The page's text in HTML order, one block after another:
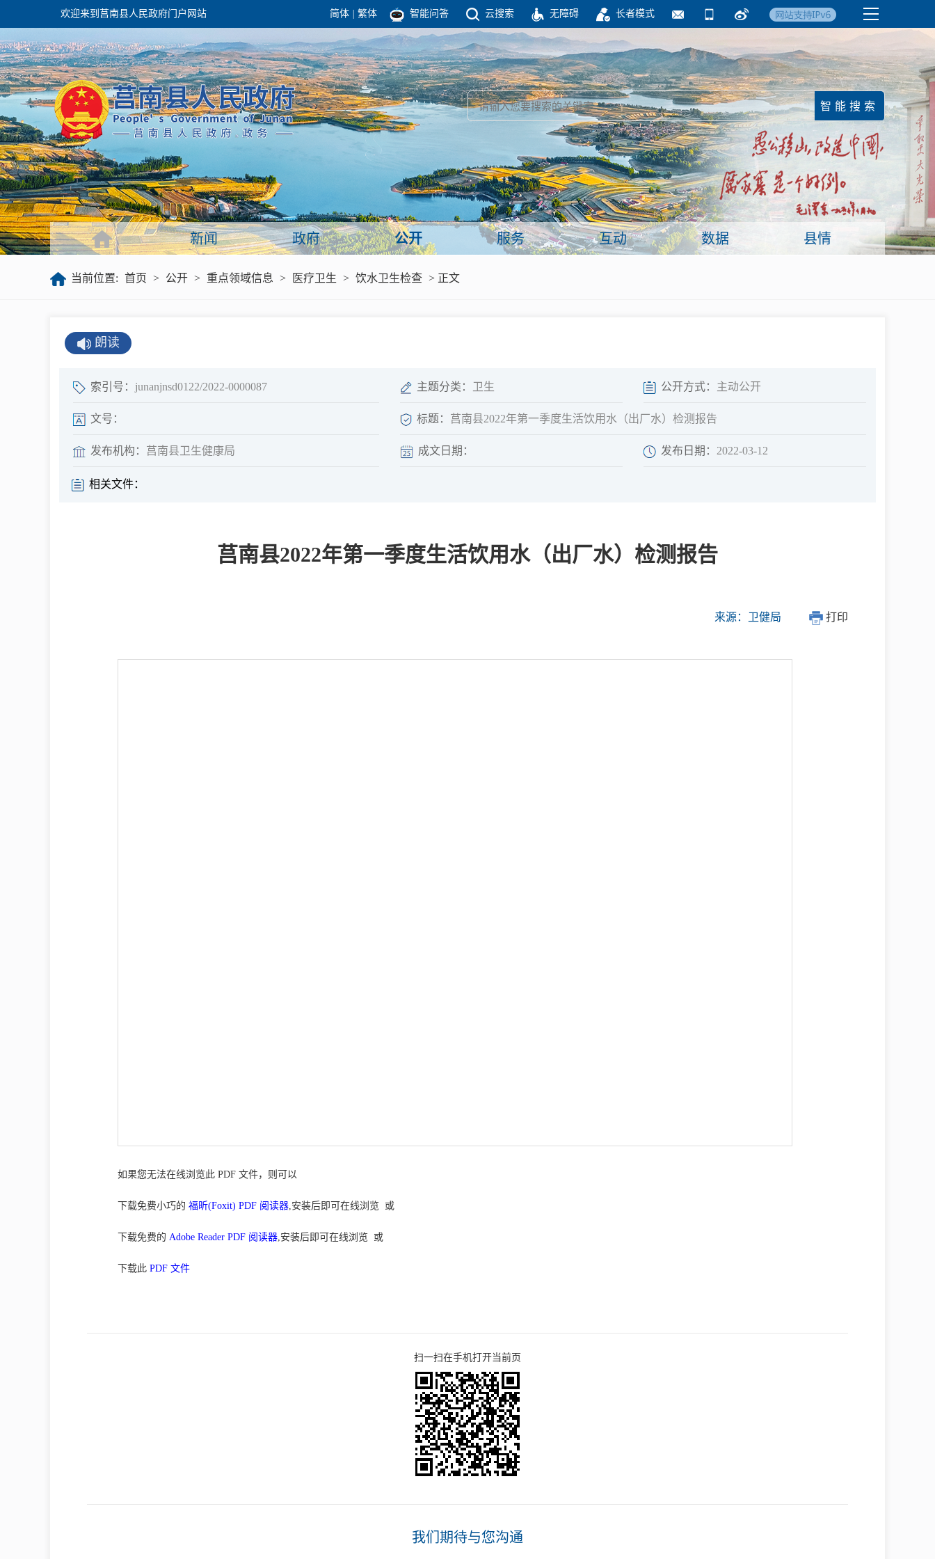
欢迎来到莒南县人民政府门户网站 简体 繁体 智能问答 云搜索 无障碍 长者模式
团结高效 理性法治 公开公平 友善和谐
政府
领导之窗 政府机构
政府会议 政府公报
政府数据
政府工作报告
新闻
政务要闻 国务院要闻
镇街信息
视频新闻 临沂日报·莒南新
闻
公共企事业单位信 依申请公开
经济发展 图说莒南 政府开放日 网上调查
新闻 政府 公开 服务 互动 数据 县情
当前位置: 首页 > 公开 > 重点领域信息 > 医疗卫生 > 饮水卫生检查 > 正文
朗读
索引号： junanjnsd0122/2022-0000087 主题分类： 卫生 公开方式： 主动公开
文号： 标题： 莒南县2022年第一季度生活饮用水（出厂水）检测报告
发布机构： 莒南县卫生健康局 成文日期： 发布日期： 2022-03-12
相关文件：
莒南县2022年第一季度生活饮用水（出厂水）检测报告
来源：卫健局 打印
如果您无法在线浏览此 PDF 文件，则可以
下载免费小巧的 福昕(Foxit) PDF 阅读器,安装后即可在线浏览 或
下载免费的 Adobe Reader PDF 阅读器,安装后即可在线浏览 或
下载此 PDF 文件
扫一扫在手机打开当前页
我们期待与您沟通